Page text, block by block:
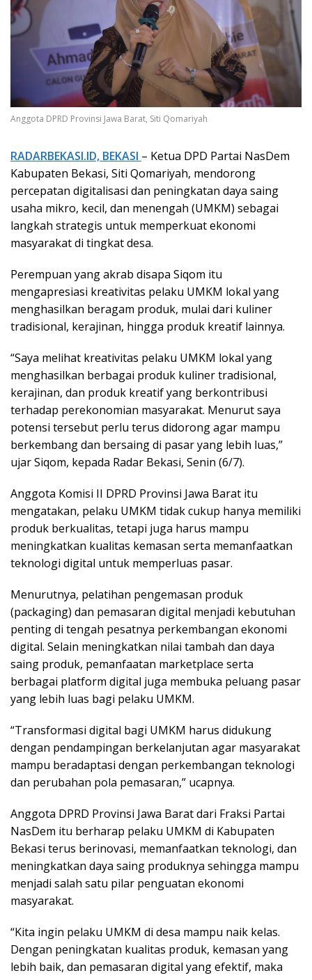
Anggota DPRD Provinsi Jawa Barat, Siti Qomariyah
RADARBEKASI.ID, BEKASI – Ketua DPD Partai NasDem
Kabupaten Bekasi, Siti Qomariyah, mendorong
percepatan digitalisasi dan peningkatan daya saing
usaha mikro, kecil, dan menengah (UMKM) sebagai
langkah strategis untuk memperkuat ekonomi
masyarakat di tingkat desa.
Perempuan yang akrab disapa Siqom itu
mengapresiasi kreativitas pelaku UMKM lokal yang
menghasilkan beragam produk, mulai dari kuliner
tradisional, kerajinan, hingga produk kreatif lainnya.
“Saya melihat kreativitas pelaku UMKM lokal yang
menghasilkan berbagai produk kuliner tradisional,
kerajinan, dan produk kreatif yang berkontribusi
terhadap perekonomian masyarakat. Menurut saya
potensi tersebut perlu terus didorong agar mampu
berkembang dan bersaing di pasar yang lebih luas,”
ujar Siqom, kepada Radar Bekasi, Senin (6/7).
Anggota Komisi II DPRD Provinsi Jawa Barat itu
mengatakan, pelaku UMKM tidak cukup hanya memiliki
produk berkualitas, tetapi juga harus mampu
meningkatkan kualitas kemasan serta memanfaatkan
teknologi digital untuk memperluas pasar.
Menurutnya, pelatihan pengemasan produk
(packaging) dan pemasaran digital menjadi kebutuhan
penting di tengah pesatnya perkembangan ekonomi
digital. Selain meningkatkan nilai tambah dan daya
saing produk, pemanfaatan marketplace serta
berbagai platform digital juga membuka peluang pasar
yang lebih luas bagi pelaku UMKM.
“Transformasi digital bagi UMKM harus didukung
dengan pendampingan berkelanjutan agar masyarakat
mampu beradaptasi dengan perkembangan teknologi
dan perubahan pola pemasaran,” ucapnya.
Anggota DPRD Provinsi Jawa Barat dari Fraksi Partai
NasDem itu berharap pelaku UMKM di Kabupaten
Bekasi terus berinovasi, memanfaatkan teknologi, dan
meningkatkan daya saing produknya sehingga mampu
menjadi salah satu pilar penguatan ekonomi
masyarakat.
“Kita ingin pelaku UMKM di desa mampu naik kelas.
Dengan peningkatan kualitas produk, kemasan yang
lebih baik, dan pemasaran digital yang efektif, maka